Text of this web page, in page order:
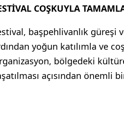
COŞKUYLA
başpehlivanlık güreşi
yoğun katılımla ve
bölgedeki
açısından önemli